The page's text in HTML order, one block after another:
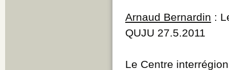
Arnaud Bernardin :
QUJU 27.5.2011
Le Centre